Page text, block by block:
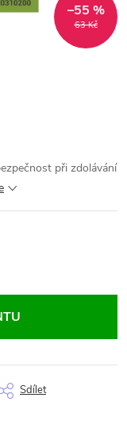
63 Kč
–55 %
při zdolávání
Sdílet